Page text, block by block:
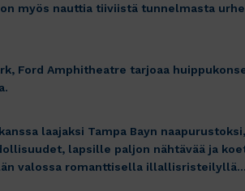
myös nauttia tiiviistä tunnelmasta
Ford Amphitheatre tarjoaa
laajaksi Tampa Bayn
lapsille paljon nähtävää ja
valossa romanttisella illallisristeilyllä…